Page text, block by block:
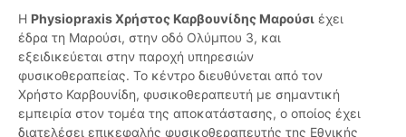
Η Physiopraxis Χρήστος Καρβουνίδης Μαρούσι έχει
έδρα τη Μαρούσι, στην οδό Ολύμπου 3, και
εξειδικεύεται στην παροχή υπηρεσιών
φυσικοθεραπείας. Το κέντρο διευθύνεται από τον
Χρήστο Καρβουνίδη, φυσικοθεραπευτή με σημαντική
εμπειρία στον τομέα της αποκατάστασης, ο οποίος έχει
διατελέσει επικεφαλής φυσικοθεραπευτής της Εθνικής